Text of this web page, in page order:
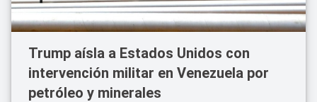
Trump aísla a Estados Unidos con
intervención militar en Venezuela por
petróleo y minerales